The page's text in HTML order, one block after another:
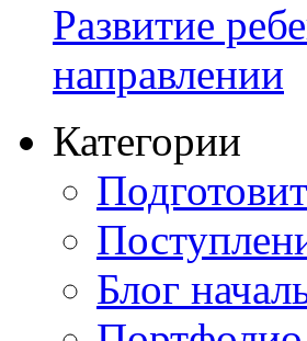
Развитие
направлении
Категории
Блог